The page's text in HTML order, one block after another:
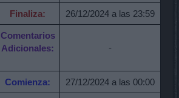
Finaliza: 26/12/2024 a las 23:59
Comentarios
Adicionales:
-
Comienza: 27/12/2024 a las 00:00